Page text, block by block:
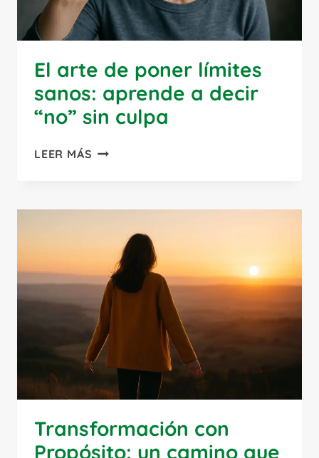
El arte de poner límites
sanos: aprende a decir
“no” sin culpa
LEER MÁS EL
SANOS:
APRENDE
DECIR
“NO”
SIN
CULPA
Transformación con
Propósito: un camino que